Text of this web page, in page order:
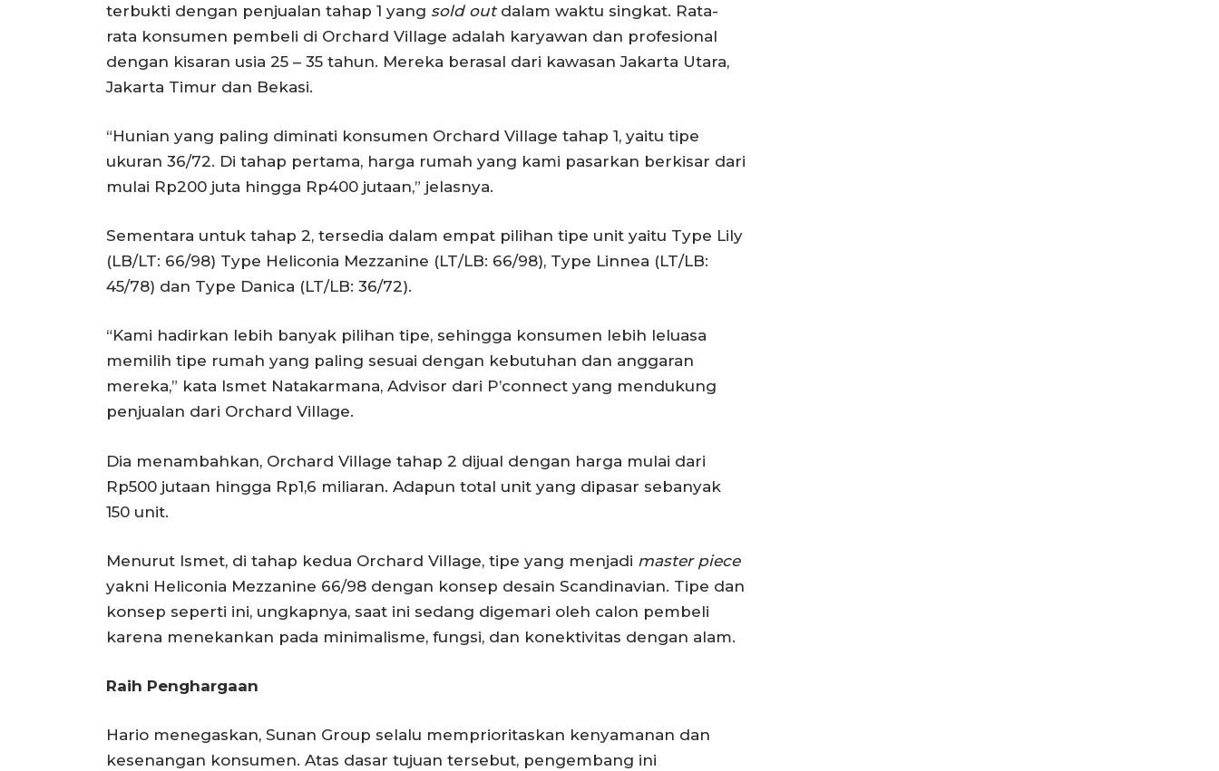
terbukti dengan penjualan tahap 1 yang sold outdalam waktu singkat. Rata-
rata konsumen pembeli di Orchard Village adalah karyawan dan profesional
dengan kisaran usia 25 – 35 tahun. Mereka berasal dari kawasan Jakarta Utara,
Jakarta Timur dan Bekasi.
“Hunian yang paling diminati konsumen Orchard Village tahap 1, yaitu tipe
ukuran 36/72. Di tahap pertama, harga rumah yang kami pasarkan berkisar dari
mulai Rp200 juta hingga Rp400 jutaan,” jelasnya.
Sementara untuk tahap 2, tersedia dalam empat pilihan tipe unit yaitu Type Lily
(LB/LT: 66/98) Type Heliconia Mezzanine (LT/LB: 66/98), Type Linnea (LT/LB:
45/78) dan Type Danica (LT/LB: 36/72).
“Kami hadirkan lebih banyak pilihan tipe, sehingga konsumen lebih leluasa
memilih tipe rumah yang paling sesuai dengan kebutuhan dan anggaran
mereka,” kata Ismet Natakarmana, Advisor dari P’connect yang mendukung
penjualan dari Orchard Village.
Dia menambahkan, Orchard Village tahap 2 dijual dengan harga mulai dari
Rp500 jutaan hingga Rp1,6 miliaran. Adapun total unit yang dipasar sebanyak
150 unit.
Menurut Ismet, di tahap kedua Orchard Village, tipe yang menjadi master piece
yakni Heliconia Mezzanine 66/98 dengan konsep desain Scandinavian. Tipe dan
konsep seperti ini, ungkapnya, saat ini sedang digemari oleh calon pembeli
karena menekankan pada minimalisme, fungsi, dan konektivitas dengan alam.
Raih Penghargaan
Hario menegaskan, Sunan Group selalu memprioritaskan kenyamanan dan
kesenangan konsumen. Atas dasar tujuan tersebut, pengembang ini